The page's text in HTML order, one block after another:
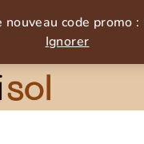
code promo :
Ignorer